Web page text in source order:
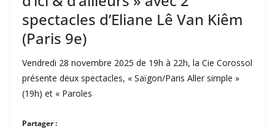
spectacles d’Eliane Lê Van Kiêm
(Paris 9e)
Vendredi 28 novembre 2025 de 19h à 22h, la Cie Corossol
présente deux spectacles, « Saïgon/Paris Aller simple »
(19h) et « Paroles
Partager :